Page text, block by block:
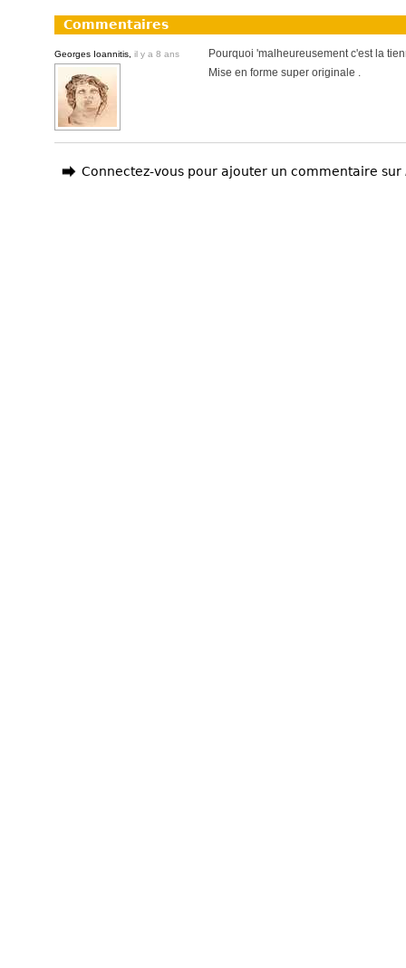
Commentaires
Georges Ioannitis, il y a 8 ans
Pourquoi 'malheureusement c'est la
Mise en forme super originale .
Connectez-vous pour ajouter un commentaire sur